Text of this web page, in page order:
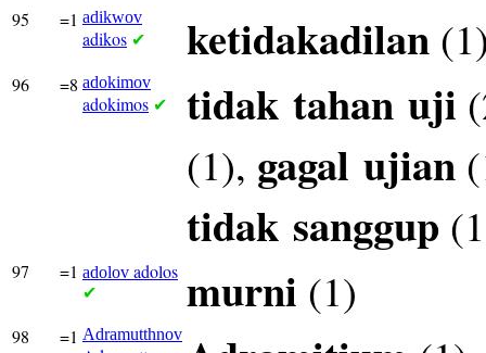
95 =1 adikwov
adikos ✔ ketidakadilan
96 =8 adokimov
adokimos ✔ tidak tahan uji
(1), gagal ujian
tidak sanggup
97 =1 adolov adolos
✔ murni (1)
98 =1 Adramutthnov